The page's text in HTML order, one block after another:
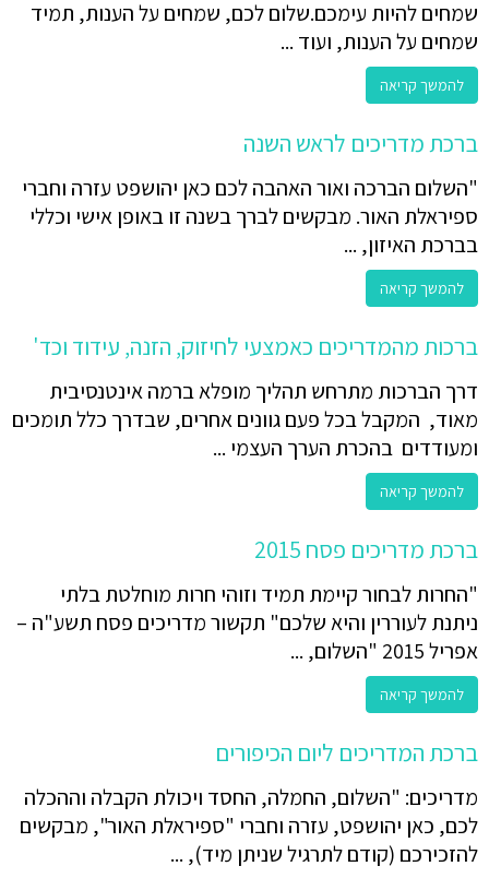
שמחים להיות עימכם.שלום לכם, שמחים על הענות, תמיד
שמחים על הענות, ועוד ...
להמשך קריאה
ברכת מדריכים לראש השנה
"השלום הברכה ואור האהבה לכם כאן יהושפט עזרה וחברי
ספיראלת האור. מבקשים לברך בשנה זו באופן אישי וכללי
בברכת האיזון, ...
להמשך קריאה
ברכות מהמדריכים כאמצעי לחיזוק, הזנה, עידוד וכד'
דרך הברכות מתרחש תהליך מופלא ברמה אינטנסיבית
מאוד, המקבל בכל פעם גוונים אחרים, שבדרך כלל תומכים
ומעודדים בהכרת הערך העצמי ...
להמשך קריאה
ברכת מדריכים פסח 2015
"החרות לבחור קיימת תמיד וזוהי חרות מוחלטת בלתי
ניתנת לעוררין והיא שלכם" תקשור מדריכים פסח תשע"ה –
אפריל 2015 "השלום, ...
להמשך קריאה
ברכת המדריכים ליום הכיפורים
מדריכים: "השלום, החמלה, החסד ויכולת הקבלה וההכלה
לכם, כאן יהושפט, עזרה וחברי "ספיראלת האור", מבקשים
להזכירכם (קודם לתרגיל שניתן מיד), ...